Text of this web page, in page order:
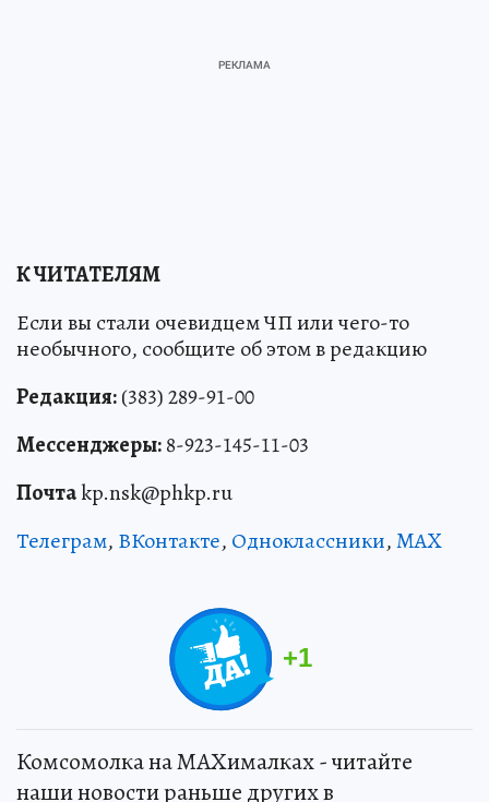
К ЧИТАТЕЛЯМ
Если вы стали очевидцем ЧП или чего-то
необычного, сообщите об этом в редакцию
Редакция:(383) 289-91-00
Мессенджеры:8-923-145-11-03
Почтаkp.nsk@phkp.ru
Телеграм, ВКонтакте, Одноклассники,MAX
+1
Комсомолка на MAXималках - читайте
наши новости раньше других в